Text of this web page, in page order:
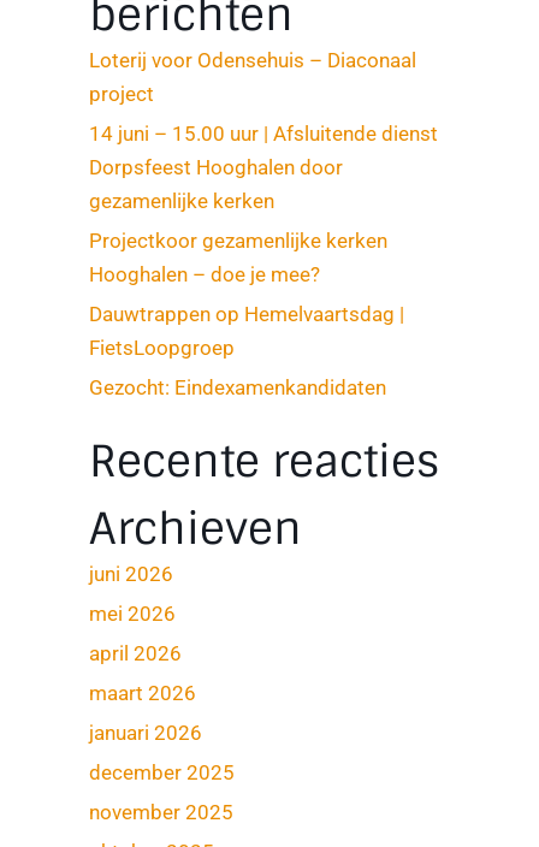
berichten
Loterij voor Odensehuis – Diaconaal
project
14 juni – 15.00 uur | Afsluitende dienst
Dorpsfeest Hooghalen door
gezamenlijke kerken
Projectkoor gezamenlijke kerken
Hooghalen – doe je mee?
Dauwtrappen op Hemelvaartsdag |
FietsLoopgroep
Gezocht: Eindexamenkandidaten
Recente reacties
Archieven
juni 2026
mei 2026
april 2026
maart 2026
januari 2026
december 2025
november 2025